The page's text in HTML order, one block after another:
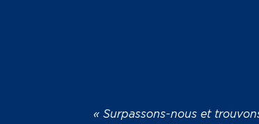
« Surpassons-nous et